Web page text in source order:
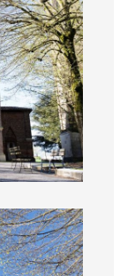
del Salice